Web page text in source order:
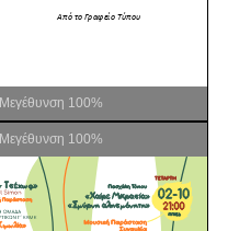
Μεγέθυνση 100%
Μεγέθυνση 100%